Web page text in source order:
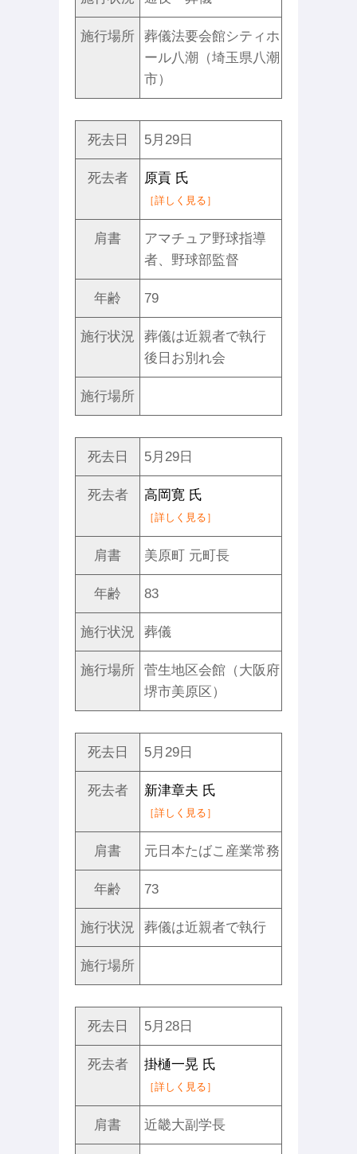
施行場所
葬儀法要会館シティホ
ール八潮（埼玉県八潮
市）
死去日 5月29日
死去者 原貢 氏
［詳しく見る］
肩書
アマチュア野球指導
者、野球部監督
年齢 79
施行状況
葬儀は近親者で執行
後日お別れ会
施行場所
死去日 5月29日
死去者 高岡寛 氏
［詳しく見る］
肩書 美原町 元町長
年齢 83
施行状況 葬儀
施行場所
菅生地区会館（大阪府
堺市美原区）
死去日 5月29日
死去者 新津章夫 氏
［詳しく見る］
肩書 元日本たばこ産業常務
年齢 73
施行状況 葬儀は近親者で執行
施行場所
死去日 5月28日
死去者 掛樋一晃 氏
［詳しく見る］
肩書 近畿大副学長